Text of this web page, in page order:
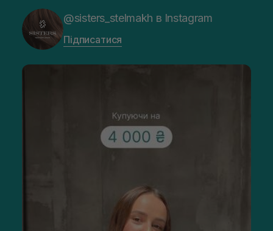
@sisters_stelmakh в Instagram
Підписатися